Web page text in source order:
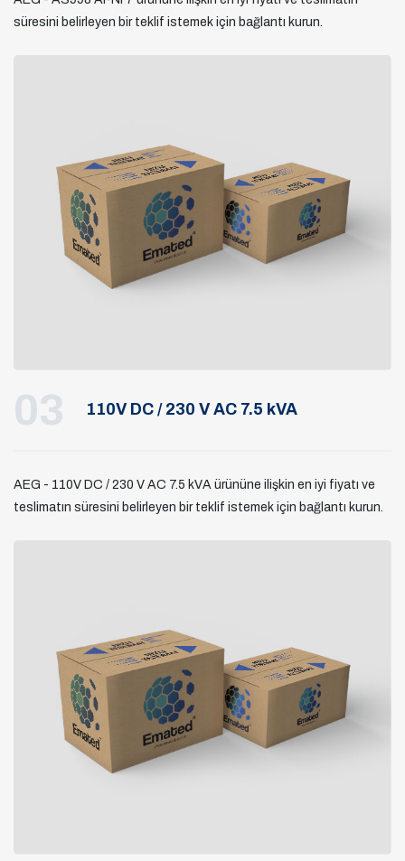
süresini belirleyen bir teklif istemek için bağlantı kurun.
03 110V DC / 230 V AC 7.5 kVA
AEG - 110V DC / 230 V AC 7.5 kVA ürününe ilişkin en iyi fiyatı ve
teslimatın süresini belirleyen bir teklif istemek için bağlantı kurun.